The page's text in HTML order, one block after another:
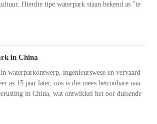
Hierdie tipe waterpark staan ​​bekend as "te
in China
waterparkontwerp, ingenieurswese en vervaard
as 15 jaar later, ons is die mees betroubare naa
in China, wat ontwikkel het oor duisende